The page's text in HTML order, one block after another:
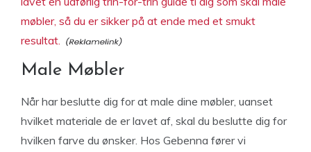
møbler, så du er sikker på at ende med et smukt
resultat.
Male Møbler
Når har beslutte dig for at male dine møbler, uanset
hvilket materiale de er lavet af, skal du beslutte dig for
hvilken farve du ønsker. Hos Gebenna fører vi